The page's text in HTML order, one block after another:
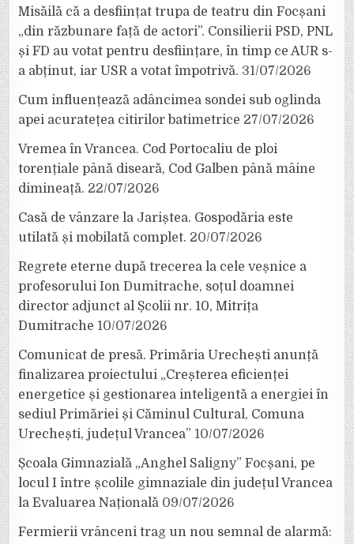
Misăilă că a desființat trupa de teatru din Focșani
„din răzbunare față de actori”. Consilierii PSD, PNL
și FD au votat pentru desființare, în timp ce AUR s-
a abținut, iar USR a votat împotrivă. 31/07/2026
Cum influențează adâncimea sondei sub oglinda
apei acuratețea citirilor batimetrice 27/07/2026
Vremea în Vrancea. Cod Portocaliu de ploi
torențiale până diseară, Cod Galben până mâine
dimineață. 22/07/2026
Casă de vânzare la Jariștea. Gospodăria este
utilată și mobilată complet. 20/07/2026
Regrete eterne după trecerea la cele veșnice a
profesorului Ion Dumitrache, soțul doamnei
director adjunct al Școlii nr. 10, Mitrița
Dumitrache 10/07/2026
Comunicat de presă. Primăria Urechești anunță
finalizarea proiectului „Creșterea eficienței
energetice și gestionarea inteligentă a energiei în
sediul Primăriei și Căminul Cultural, Comuna
Urechești, județul Vrancea” 10/07/2026
Școala Gimnazială „Anghel Saligny” Focșani, pe
locul I între școlile gimnaziale din județul Vrancea
la Evaluarea Națională 09/07/2026
Fermierii vrânceni trag un nou semnal de alarmă: